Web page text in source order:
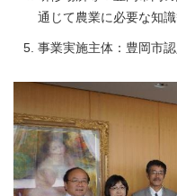
通じて農業に必要な知識
事業実施主体：豊岡市